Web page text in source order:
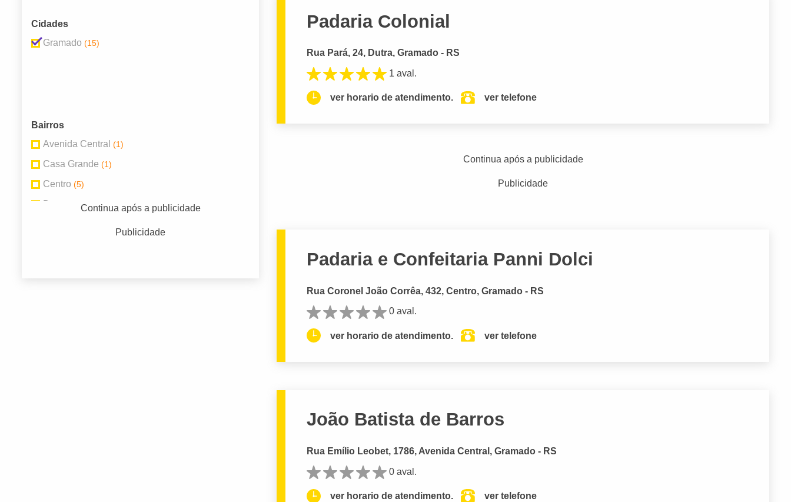
Cidades
Gramado (15)
Bairros
Avenida Central (1)
Casa Grande (1)
Centro (5)
Dutra Continua após a publicidade
Publicidade
Padaria Colonial
Rua Pará, 24, Dutra, Gramado - RS
1 aval.
ver horario de atendimento. ver telefone
Continua após a publicidade
Publicidade
Padaria e Confeitaria Panni Dolci
Rua Coronel João Corrêa, 432, Centro, Gramado - RS
0 aval.
ver horario de atendimento. ver telefone
João Batista de Barros
Rua Emílio Leobet, 1786, Avenida Central, Gramado - RS
0 aval.
ver horario de atendimento. ver telefone